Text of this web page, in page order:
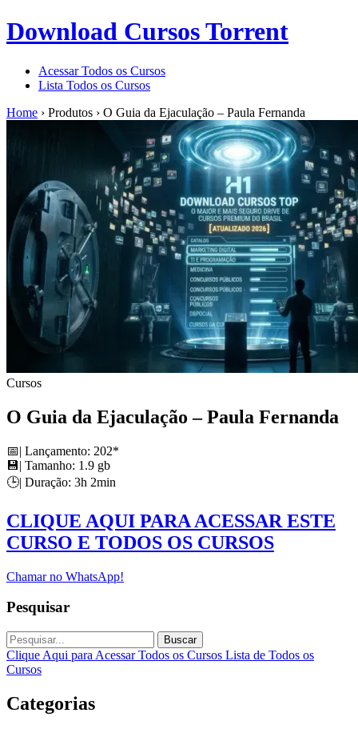
Download Cursos Torrent
Acessar Todos os Cursos
Lista Todos os Cursos
Home › Produtos › O Guia da Ejaculação – Paula Fernanda
Cursos
O Guia da Ejaculação – Paula Fernanda
📅| Lançamento: 202*
💾| Tamanho: 1.9 gb
🕒| Duração: 3h 2min
CLIQUE AQUI PARA ACESSAR ESTE
CURSO E TODOS OS CURSOS
Chamar no WhatsApp!
Pesquisar
Buscar
Clique Aqui para Acessar Todos os Cursos Lista de Todos os
Cursos
Categorias